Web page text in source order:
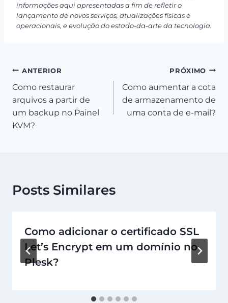
informações aqui apresentadas a fim de refletir o
lançamento de novos serviços, atualizações físicas e
operacionais, e evolução do estado-da-arte da tecnologia.
Navegação
de
Post
ANTERIOR
Como restaurar
arquivos a partir de
um backup no Painel
KVM?
PRÓXIMO
Como aumentar a cota
de armazenamento de
uma conta de e-mail?
Posts Similares
Como adicionar o certificado SSL
Let’s Encrypt em um domínio no
Plesk?